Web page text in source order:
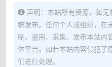
声明：本站所有资源，如
稿发布。任何个人或组织，在
制、盗用、采集、发布本站内
体平台。如若本站内容侵犯了
们进行处理。